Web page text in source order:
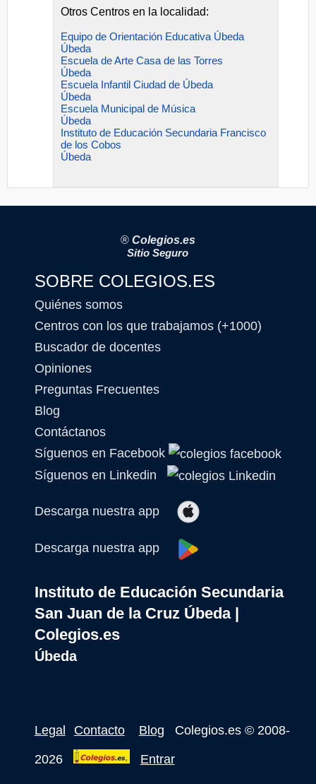
Otros Centros en la localidad:
Equipo de Orientación Educativa Úbeda
Úbeda
Escuela de Arte Casa de las Torres
Úbeda
Escuela Infantil Ciudad de Úbeda
Úbeda
Escuela Municipal de Música
Úbeda
Instituto de Educación Secundaria Francisco
de los Cobos
Úbeda
® Colegios.es
Sitio Seguro
SOBRE COLEGIOS.ES
Quiénes somos
Centros con los que trabajamos (+1000)
Buscador de docentes
Opiniones
Preguntas Frecuentes
Blog
Contáctanos
Síguenos en Facebook
Síguenos en Linkedin
Descarga nuestra app
Descarga nuestra app
Instituto de Educación Secundaria
San Juan de la Cruz Úbeda |
Colegios.es
Úbeda
Legal Contacto Blog Colegios.es© 2008-
2026 Entrar